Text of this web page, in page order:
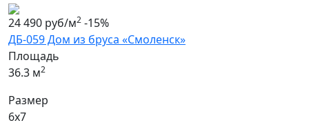
24 490 руб/м2 -15%
ДБ-059 Дом из бруса «Смоленск»
Площадь
36.3 м2
Размер
6х7